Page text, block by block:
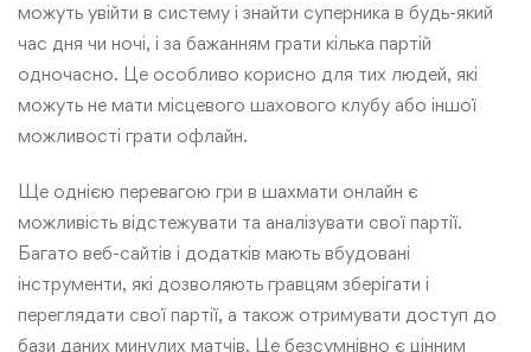
можуть увійти в систему і знайти суперника в будь-який
час дня чи ночі, і за бажанням грати кілька партій
одночасно. Це особливо корисно для тих людей, які
можуть не мати місцевого шахового клубу або іншої
можливості грати офлайн.
Ще однією перевагою гри в шахмати онлайн є
можливість відстежувати та аналізувати свої партії.
Багато веб-сайтів і додатків мають вбудовані
інструменти, які дозволяють гравцям зберігати і
переглядати свої партії, а також отримувати доступ до
бази даних минулих матчів. Це безсумнівно є цінним